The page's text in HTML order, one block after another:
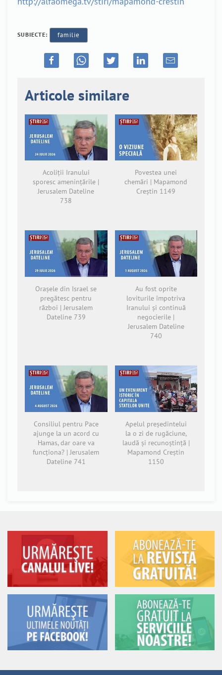
SUBIECTE: familie
Articole similare
Acoliții Iranului
sporesc amenințările |
Jerusalem Dateline
738
Povestea unei
chemări | Mapamond
Creștin 1149
Orașele din Israel se
pregătesc pentru
război | Jerusalem
Dateline 739
Au fost oprite
loviturile împotriva
Iranului și continuă
negocierile |
Jerusalem Dateline
740
Consiliul pentru Pace
ajunge la un acord cu
Hamas, dar oare va
funcționa? | Jerusalem
Dateline 741
Apelul președintelui
la o zi de rugăciune,
laudă și recunoștință |
Mapamond Creștin
1150